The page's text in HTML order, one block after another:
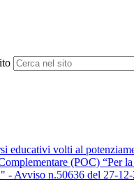
educativi volti al
(POC) “Per
- Avviso n.50636 del 27-12-